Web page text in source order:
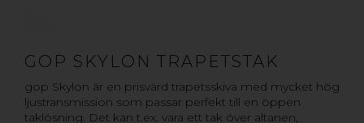
GOP SKYLON TRAPETSTAK
gop Skylon är en prisvärd trapetsskiva med mycket hög
ljustransmission som passar perfekt till en öppen
taklösning. Det kan t.ex. vara ett tak över altanen,